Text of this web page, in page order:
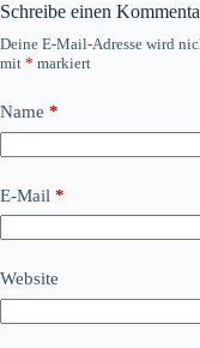
Schreibe einen
Deine E-Mail-Adresse wird
mit * markiert
Name *
E-Mail *
Website